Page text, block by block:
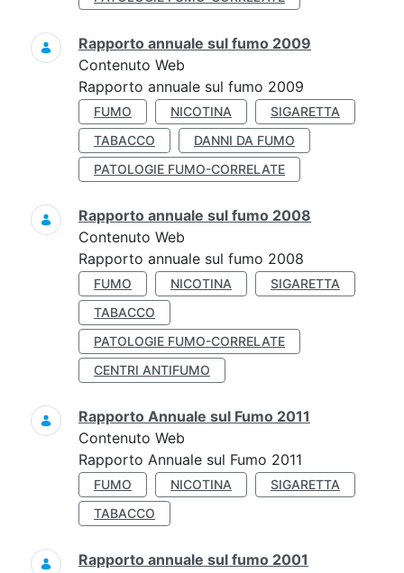
Rapporto annuale sul fumo 2009
Contenuto Web
Rapporto annuale sul fumo 2009
FUMO NICOTINA
SIGARETTA
TABACCO
DANNI DA FUMO
PATOLOGIE FUMO-CORRELATE
Rapporto annuale sul fumo 2008
Contenuto Web
Rapporto annuale sul fumo 2008
FUMO NICOTINA
SIGARETTA
TABACCO
PATOLOGIE FUMO-CORRELATE
CENTRI ANTIFUMO
Rapporto Annuale sul Fumo 2011
Contenuto Web
Rapporto Annuale sul Fumo 2011
FUMO NICOTINA
SIGARETTA
TABACCO
Rapporto annuale sul fumo 2001